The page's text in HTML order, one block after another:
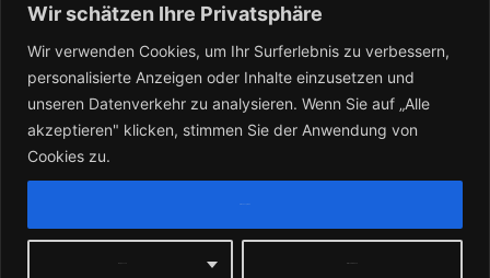
Wir schätzen Ihre Privatsphäre
Wir verwenden Cookies, um Ihr Surferlebnis zu verbessern,
personalisierte Anzeigen oder Inhalte einzusetzen und
unseren Datenverkehr zu analysieren. Wenn Sie auf „Alle
akzeptieren" klicken, stimmen Sie der Anwendung von
Cookies zu.
© 2026 Tischtennis Coach Rolf Gebhardt. Stolz
präsentiert von